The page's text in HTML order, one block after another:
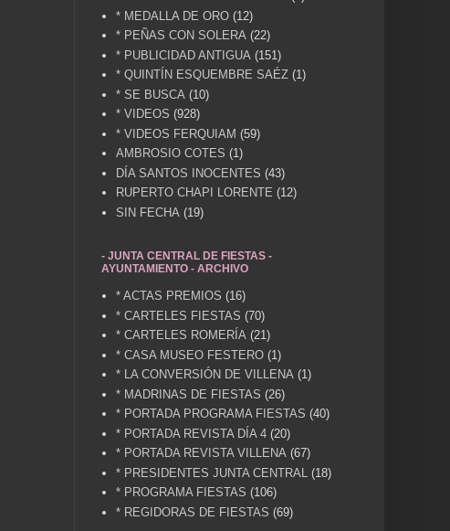
* MEDALLA DE ORO (12)
* PEÑAS CON SOLERA (22)
* PUBLICIDAD ANTIGUA (151)
* QUINTÍN ESQUEMBRE SAÉZ (1)
* SE BUSCA (10)
* VIDEOS (928)
* VIDEOS FERQUIAM (59)
AMBROSIO COTES (1)
DÍA SANTOS INOCENTES (43)
RUPERTO CHAPI LORENTE (12)
SIN FECHA (19)
- JUNTA CENTRAL DE FIESTAS -
AYUNTAMIENTO - ARCHIVO
* ACTAS PREMIOS (16)
* CARTELES FIESTAS (70)
* CARTELES ROMERÍA (21)
* CASA MUSEO FESTERO (1)
* LA CONVERSIÓN DE VILLENA (1)
* MADRINAS DE FIESTAS (26)
* PORTADA PROGRAMA FIESTAS (40)
* PORTADA REVISTA DÍA 4 (20)
* PORTADA REVISTA VILLENA (67)
* PRESIDENTES JUNTA CENTRAL
(18)
* PROGRAMA FIESTAS (106)
* REGIDORAS DE FIESTAS (69)